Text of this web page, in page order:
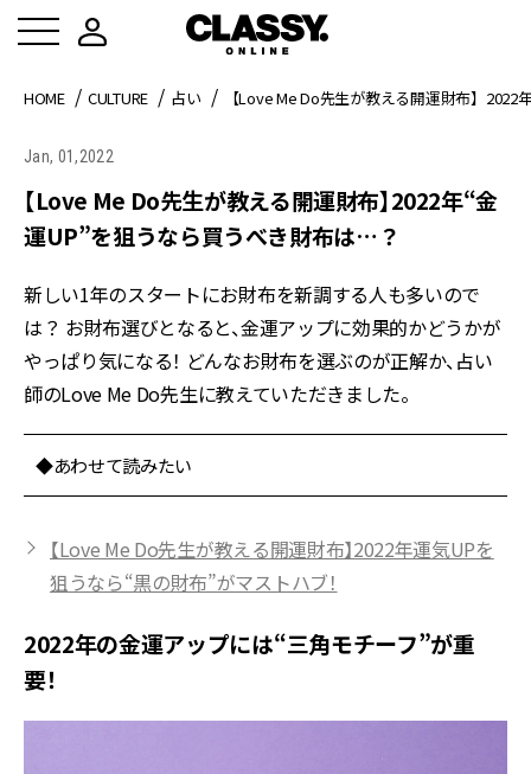
HOME CULTURE 占い 【Love Me Do先生が教える開運財布】
Jan, 01,2022
【Love Me Do先生が教える開運財布】2022年“金
運UP”を狙うなら買うべき財布は…？
新しい1年のスタートにお財布を新調する人も多いので
は？ お財布選びとなると、金運アップに効果的かどうかが
やっぱり気になる！ どんなお財布を選ぶのが正解か、占い
師のLove Me Do先生に教えていただきました。
◆あわせて読みたい
【Love Me Do先生が教える開運財布】2022年運気UPを
狙うなら“黒の財布”がマストハブ！
2022年の金運アップには“三角モチーフ”が重
要！